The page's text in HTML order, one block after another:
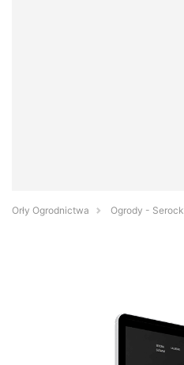
Orły Ogrodnictwa Ogrody - Serock